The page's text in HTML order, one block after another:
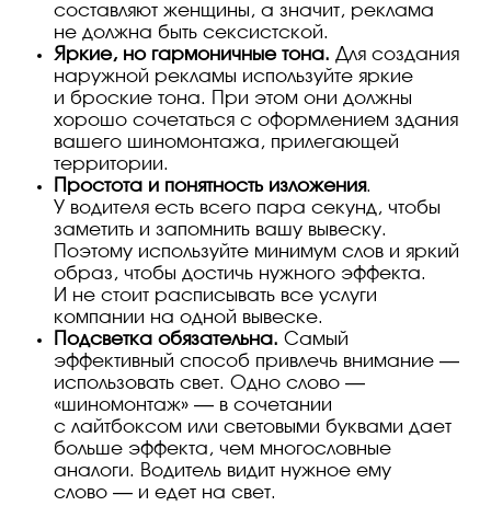
составляют женщины, а значит, реклама
не должна быть сексистской.
Яркие, но гармоничные тона. Для создания
наружной рекламы используйте яркие
и броские тона. При этом они должны
хорошо сочетаться с оформлением здания
вашего шиномонтажа, прилегающей
территории.
Простота и понятность изложения.
У водителя есть всего пара секунд, чтобы
заметить и запомнить вашу вывеску.
Поэтому используйте минимум слов и яркий
образ, чтобы достичь нужного эффекта.
И не стоит расписывать все услуги
компании на одной вывеске.
Подсветка обязательна. Самый
эффективный способ привлечь внимание —
использовать свет. Одно слово —
«шиномонтаж» — в сочетании
с лайтбоксом или световыми буквами дает
больше эффекта, чем многословные
аналоги. Водитель видит нужное ему
слово — и едет на свет.